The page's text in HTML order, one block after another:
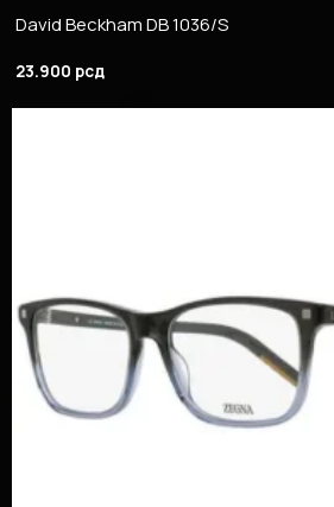
David Beckham DB 1036/S
23.900 рсд